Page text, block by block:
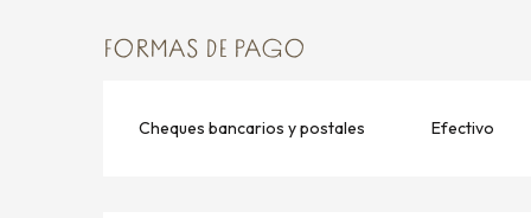
FORMAS DE PAGO
Cheques bancarios y postales Efectivo